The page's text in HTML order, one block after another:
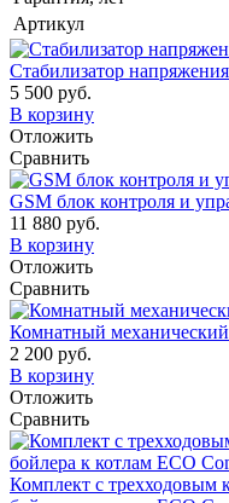
Артикул
Стабилизатор
5 500 руб.
В корзину
Отложить
Сравнить
GSM блок контроля и
11 880 руб.
В корзину
Отложить
Сравнить
Комнатный
2 200 руб.
В корзину
Отложить
Сравнить
Комплект с трехходовым